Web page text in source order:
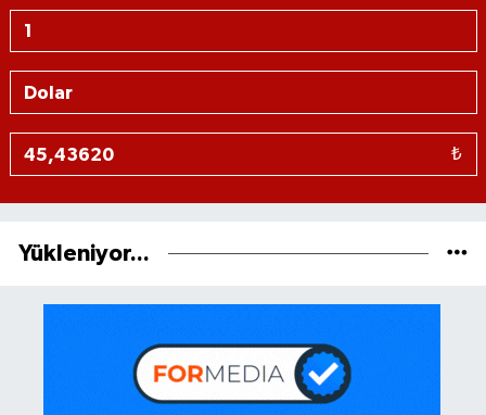
₺
Yükleniyor...